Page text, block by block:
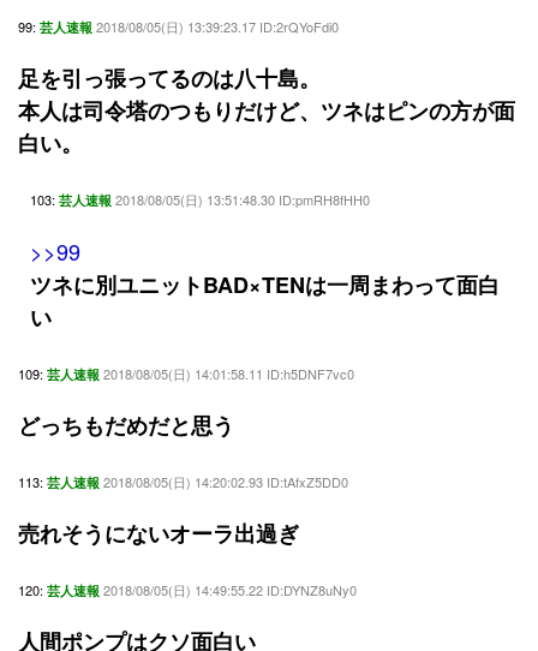
99: 芸人速報 2018/08/05(日) 13:39:23.17 ID:2rQYoFdi0
足を引っ張ってるのは八十島。
本人は司令塔のつもりだけど、ツネはピンの方が面
白い。
103: 芸人速報 2018/08/05(日) 13:51:48.30 ID:pmRH8fHH0
>>99
ツネに別ユニットBAD×TENは一周まわって面白
い
109: 芸人速報 2018/08/05(日) 14:01:58.11 ID:h5DNF7vc0
どっちもだめだと思う
113: 芸人速報 2018/08/05(日) 14:20:02.93 ID:tAfxZ5DD0
売れそうにないオーラ出過ぎ
120: 芸人速報 2018/08/05(日) 14:49:55.22 ID:DYNZ8uNy0
人間ポンプはクソ面白い